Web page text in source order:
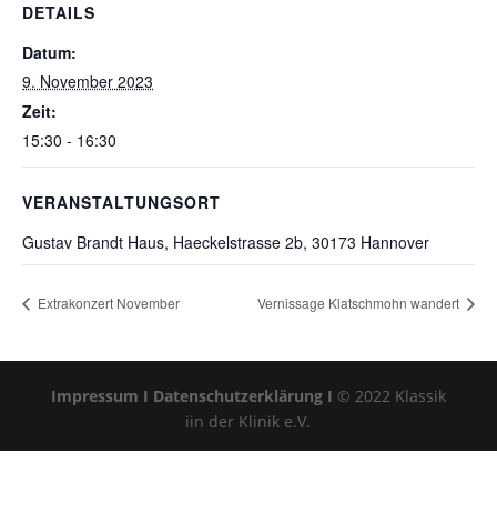
DETAILS
Datum:
9. November 2023
Zeit:
15:30 - 16:30
VERANSTALTUNGSORT
Gustav Brandt Haus, Haeckelstrasse 2b, 30173 Hannover
Extrakonzert November Vernissage Klatschmohn wandert
Impressum I Datenschutzerklärung I © 2022 Klassik
iin der Klinik e.V.